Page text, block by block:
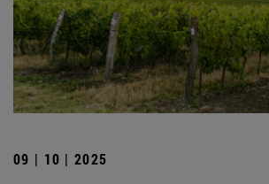
09 | 10 | 2025